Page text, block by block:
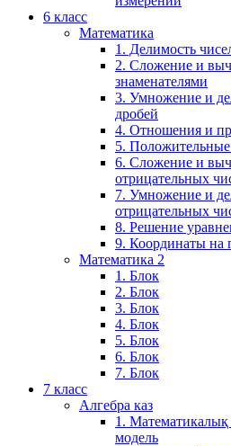
6 класс
Математика
1. Делимость
2. Сложение и
знаменателями
3. Умножение и
дробей
4. Отношения и
5. Положительные
6. Сложение и
отрицательных
7. Умножение и
отрицательных
8. Решение
9. Координаты на
Математика 2
1. Блок
2. Блок
3. Блок
4. Блок
5. Блок
6. Блок
7. Блок
7 класс
Алгебра каз
1.
модель